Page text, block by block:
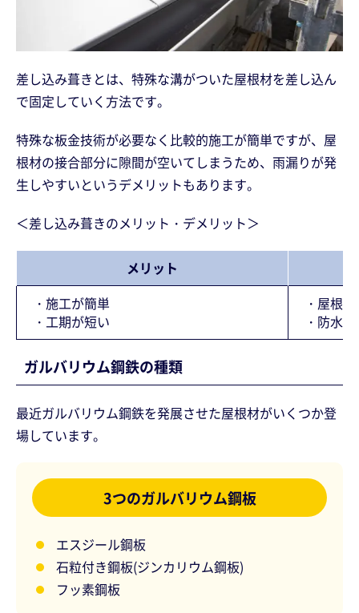
差し込み葺きとは、特殊な溝がついた屋根材を差し込ん
で固定していく方法です。
特殊な板金技術が必要なく比較的施工が簡単ですが、屋
根材の接合部分に隙間が空いてしまうため、雨漏りが発
生しやすいというデメリットもあります。
＜差し込み葺きのメリット・デメリット＞
メリット
・施工が簡単
・工期が短い
・屋根
・防水
ガルバリウム鋼鉄の種類
最近ガルバリウム鋼鉄を発展させた屋根材がいくつか登
場しています。
3つのガルバリウム鋼板
エスジール鋼板
石粒付き鋼板(ジンカリウム鋼板)
フッ素鋼板